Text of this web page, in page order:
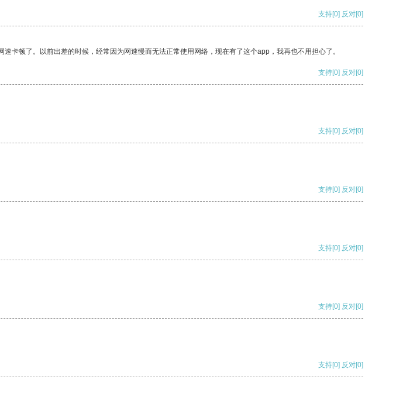
支持[0] 反对[0]
卡顿了。以前出差的时候，经常因为网速慢而无法正常使用网络，现在有了这个app，我再也不用担心了。
支持[0] 反对[0]
支持[0] 反对[0]
支持[0] 反对[0]
支持[0] 反对[0]
支持[0] 反对[0]
支持[0] 反对[0]